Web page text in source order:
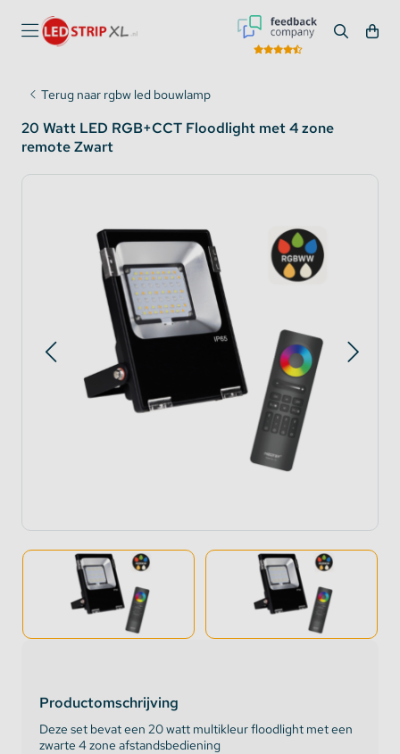
Terug naar rgbw led bouwlamp
20 Watt LED RGB+CCT Floodlight met 4 zone
remote Zwart
Productomschrijving
Deze set bevat een 20 watt multikleur floodlight met een
zwarte 4 zone afstandsbediening